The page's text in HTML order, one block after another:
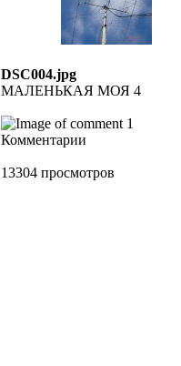
DSC004.jpg
МАЛЕНЬКАЯ МОЯ 4
1
Комментарии
13304 просмотров